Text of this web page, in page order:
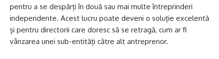
pentru a se despărți în două sau mai multe întreprinderi
independente. Acest lucru poate deveni o soluție excelentă
și pentru directorii care doresc să se retragă, cum ar fi
vânzarea unei sub-entități către alt antreprenor.